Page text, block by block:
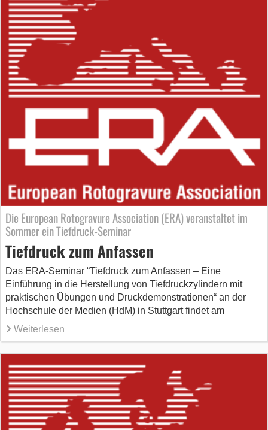
Die European Rotogravure Association (ERA) veranstaltet im
Sommer ein Tiefdruck-Seminar
Tiefdruck zum Anfassen
Das ERA-Seminar “Tiefdruck zum Anfassen – Eine
Einführung in die Herstellung von Tiefdruckzylindern mit
praktischen Übungen und Druckdemonstrationen“ an der
Hochschule der Medien (HdM) in Stuttgart findet am
Weiterlesen